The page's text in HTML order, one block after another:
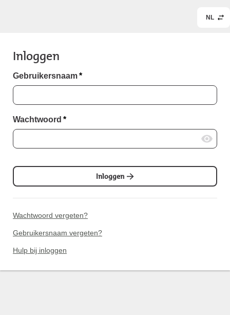
NL
Inloggen
Gebruikersnaam*
Wachtwoord *
Inloggen
Wachtwoord vergeten?
Gebruikersnaam vergeten?
Hulp bij inloggen